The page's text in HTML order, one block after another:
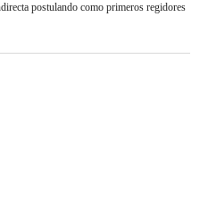
postulando como primeros regidores